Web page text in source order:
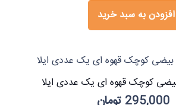
افزودن به سبد خرید
کوچک قهوه ای یک عددی ایلا